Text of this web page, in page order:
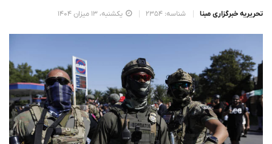
تحریریه خبرگزاری مبنا شناسه: 2354 یکشنبه، 13 میزان 1404